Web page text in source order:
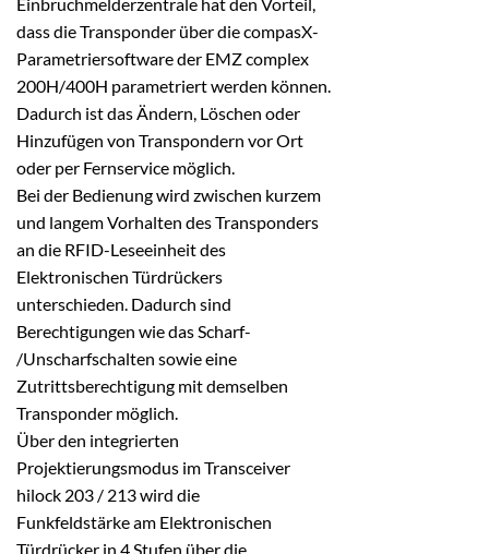
dass die Transponder über die compasX-
Parametriersoftware der EMZ complex
200H/400H parametriert werden können.
Dadurch ist das Ändern, Löschen oder
Hinzufügen von Transpondern vor Ort
oder per Fernservice möglich.
Bei der Bedienung wird zwischen kurzem
und langem Vorhalten des Transponders
an die RFID-Leseeinheit des
Elektronischen Türdrückers
unterschieden. Dadurch sind
Berechtigungen wie das Scharf-
/Unscharfschalten sowie eine
Zutrittsberechtigung mit demselben
Transponder möglich.
Über den integrierten
Projektierungsmodus im Transceiver
hilock 203 / 213 wird die
Funkfeldstärke am Elektronischen
Türdrücker in 4 Stufen über die